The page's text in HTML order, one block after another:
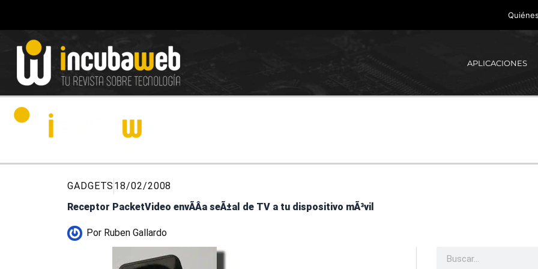
contenido
APLICACIONES
GADGETS 18/02/2008
Receptor PacketVideo envÃ­Â­a seÃ±al de TV a tu dispositivo mÃ³vil
Por Ruben Gallardo